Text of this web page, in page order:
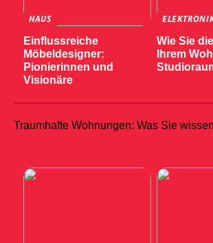
HAUS
Einflussreiche
Möbeldesigner:
Pionierinnen und
Visionäre
Wie Sie
Ihrem
Traumhafte Wohnungen: Was Sie